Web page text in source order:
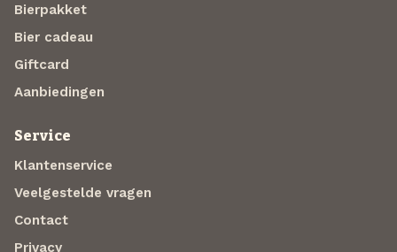
Bierpakket
Bier cadeau
Giftcard
Aanbiedingen
Service
Klantenservice
Veelgestelde vragen
Contact
Privacy